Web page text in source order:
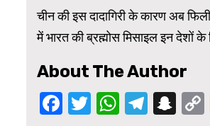
चीन की इस दादागिरी के कारण अब
में भारत की ब्रह्मोस मिसाइल इन
About The Author
Facebook
Twitter